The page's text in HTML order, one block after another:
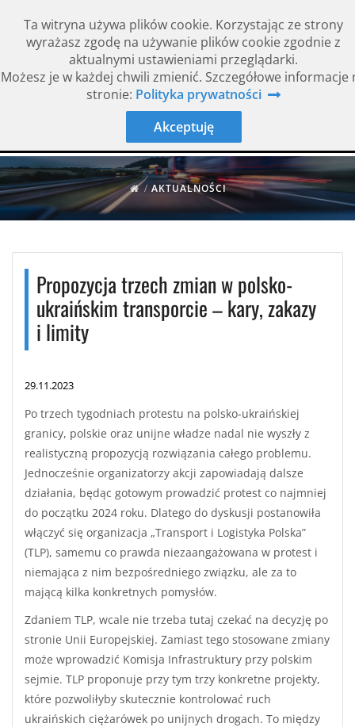
Rok założenia 1994 ISO 9001
/AKTUALNOŚCI
Propozycja trzech zmian w polsko-
ukraińskim transporcie – kary, zakazy
i limity
29.11.2023
Po trzech tygodniach protestu na polsko-ukraińskiej
granicy, polskie oraz unijne władze nadal nie wyszły z
realistyczną propozycją rozwiązania całego problemu.
Jednocześnie organizatorzy akcji zapowiadają dalsze
działania, będąc gotowym prowadzić protest co najmniej
do początku 2024 roku. Dlatego do dyskusji postanowiła
włączyć się organizacja „Transport i Logistyka Polska”
(TLP), samemu co prawda niezaangażowana w protest i
niemająca z nim bezpośredniego związku, ale za to
mającą kilka konkretnych pomysłów.
Zdaniem TLP, wcale nie trzeba tutaj czekać na decyzję po
stronie Unii Europejskiej. Zamiast tego stosowane zmiany
może wprowadzić Komisja Infrastruktury przy polskim
sejmie. TLP proponuje przy tym trzy konkretne projekty,
które pozwoliłyby skutecznie kontrolować ruch
ukraińskich ciężarówek po unijnych drogach. To między
Ta witryna używa plików cookie. Korzystając ze strony
wyrażasz zgodę na używanie plików cookie zgodnie z
aktualnymi ustawieniami przeglądarki.
Możesz je w każdej chwili zmienić. Szczegółowe informacje
stronie: Polityka prywatności
Akceptuję